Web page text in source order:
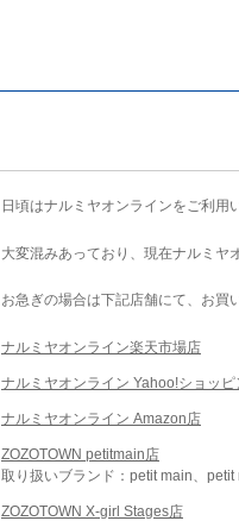
日頃はナルミヤオンラインをご利用
大変混みあっており、現在ナルミヤ
お急ぎの場合は下記店舗にて、お買
ナルミヤオンライン楽天市場店
ナルミヤオンライン Yahoo!ショッピ
ナルミヤオンライン Amazon店
ZOZOTOWN petitmain店
取り扱いブランド：petit main、
ZOZOTOWN X-girl Stages店